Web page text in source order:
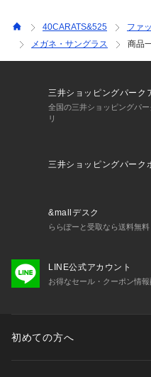
40CARATS&525 ファ
メガネ・サングラス
商品
三井ショッピングパーク
全国の三井ショッピングパ
リ
三井ショッピングパーク
&mallデスク
ららぽーと受取なら送料無料
LINE公式アカウント
お得なセール・クーポン情報
初めての方へ